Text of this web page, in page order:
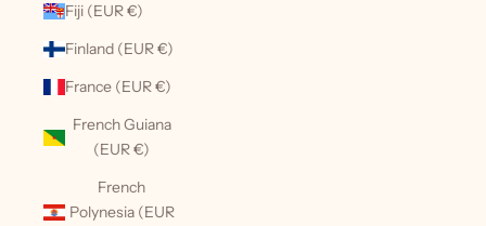
Fiji (EUR €)
Finland (EUR €)
France (EUR €)
French Guiana
(EUR €)
French
Polynesia (EUR